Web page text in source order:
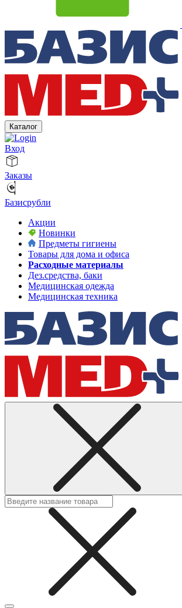
Каталог
Вход
Заказы
Базисрубли
Акции
Новинки
Предметы гигиены
Товары для дома и офиса
Расходные материалы
Дез.средства, баки
Медицинская одежда
Медицинская техника